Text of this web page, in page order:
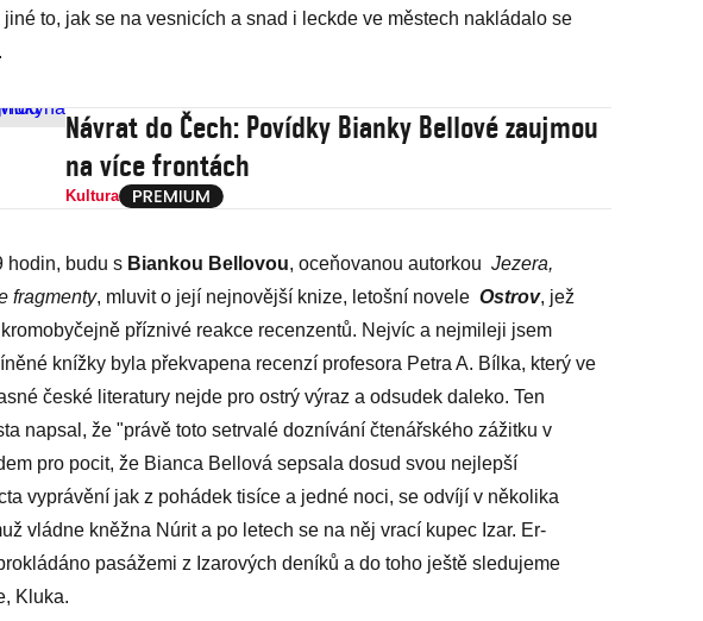
to, jak se na vesnicích a snad i leckde ve městech nakládalo se
Návrat do Čech: Povídky Bianky Bellové zaujmou
na více frontách
Kultura
hodin, budu s Biankou Bellovou, oceňovanou autorkou Jezera,
fragmenty, mluvit o její nejnovější knize, letošní novele Ostrov, jež
příznivé reakce recenzentů. Nejvíc a nejmileji jsem
knížky byla překvapena recenzí profesora Petra A. Bílka, který ve
české literatury nejde pro ostrý výraz a odsudek daleko. Ten
napsal, že "právě toto setrvalé doznívání čtenářského zážitku v
pro pocit, že Bianca Bellová sepsala dosud svou nejlepší
vyprávění jak z pohádek tisíce a jedné noci, se odvíjí v několika
vládne kněžna Núrit a po letech se na něj vrací kupec Izar. Er-
pasážemi z Izarových deníků a do toho ještě sledujeme
Kluka.